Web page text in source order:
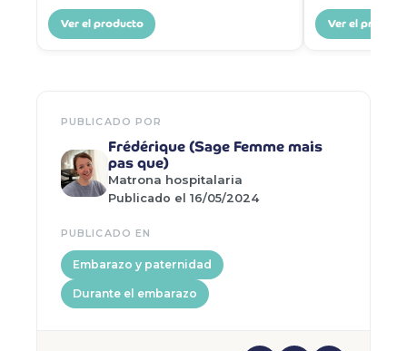
Ver el producto Ver el
PUBLICADO POR
Frédérique (Sage Femme mais
pas que)
Matrona hospitalaria
Publicado el 16/05/2024
PUBLICADO EN
Embarazo y paternidad
Durante el embarazo